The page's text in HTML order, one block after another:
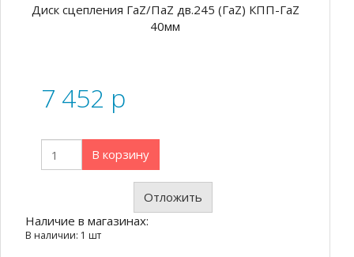
Диск сцепления ГаZ/ПаZ дв.245 (ГаZ) КПП-ГаZ
40мм
7 452 p
В корзину
Отложить
Наличие в магазинах:
В наличии: 1 шт